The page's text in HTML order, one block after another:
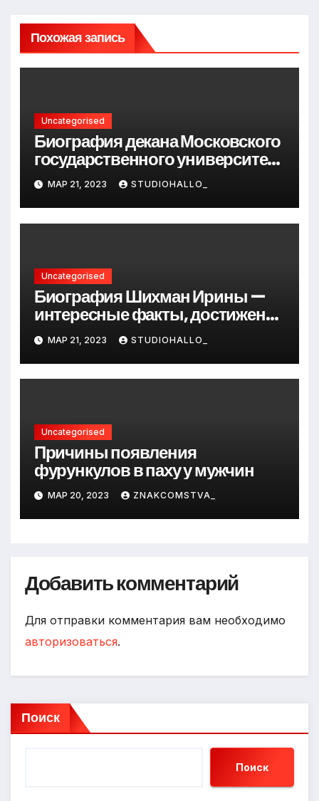
Похожая запись
Uncategorised
Биография декана Московского
государственного университета
Андрея Сидорова — от студента
до руководителя
МАР 21, 2023 STUDIOHALLO_
Uncategorised
Биография Шихман Ирины —
интересные факты, достижения
и путь к успеху
МАР 21, 2023 STUDIOHALLO_
Uncategorised
Причины появления
фурункулов в паху у мужчин
МАР 20, 2023 ZNAKCOMSTVA_
Добавить комментарий
Для отправки комментария вам необходимо
авторизоваться.
Поиск
Поиск